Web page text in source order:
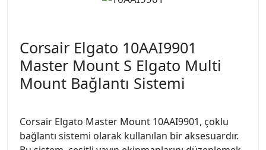
Corsair Elgato 10AAI9901
Master Mount S Elgato Multi
Mount Bağlantı Sistemi
Corsair Elgato Master Mount 10AAI9901, çoklu
bağlantı sistemi olarak kullanılan bir aksesuardır.